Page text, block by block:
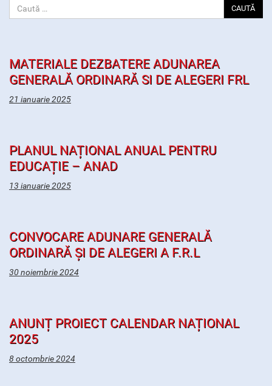
CAUTĂ
MATERIALE DEZBATERE ADUNAREA
GENERALĂ ORDINARĂ SI DE ALEGERI FRL
21 ianuarie 2025
PLANUL NAȚIONAL ANUAL PENTRU
EDUCAȚIE – ANAD
13 ianuarie 2025
CONVOCARE ADUNARE GENERALĂ
ORDINARĂ ȘI DE ALEGERI A F.R.L
30 noiembrie 2024
ANUNȚ PROIECT CALENDAR NAȚIONAL
2025
8 octombrie 2024